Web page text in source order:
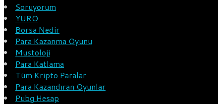
Soruyorum
YURO
Borsa Nedir
Para Kazanma Oyunu
Mustoloji
Para Katlama
Tüm Kripto Paralar
Para Kazandıran Oyunlar
Pubg Hesap